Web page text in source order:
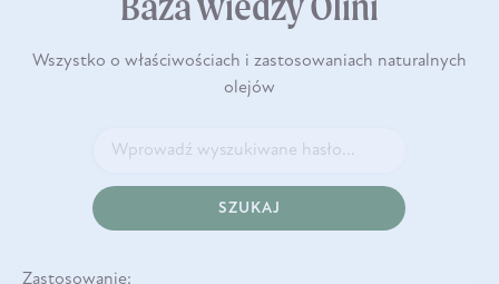
Wszystko o właściwościach i zastosowaniach naturalnych
olejów
SZUKAJ
Zastosowanie: